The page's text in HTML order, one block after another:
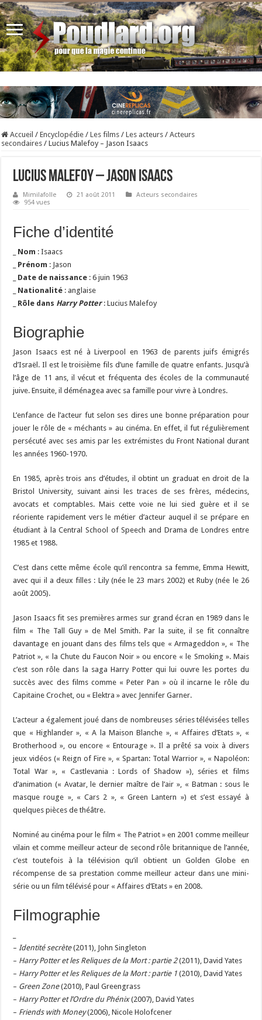
Accueil / Encyclopédie / Les films / Les acteurs / Acteurs
secondaires / Lucius Malefoy – Jason Isaacs
Lucius Malefoy – Jason Isaacs
Mimilafolle 21 août 2011
Acteurs secondaires
954 vues
Fiche d’identité
Nom : Isaacs
Prénom : Jason
Date de naissance : 6 juin 1963
Nationalité : anglaise
Rôle dans Harry Potter : Lucius Malefoy
Biographie
Jason Isaacs est né à Liverpool en 1963 de parents juifs émigrés
d’Israël. Il est le troisième fils d’une famille de quatre enfants. Jusqu’à
l’âge de 11 ans, il vécut et fréquenta des écoles de la communauté
juive. Ensuite, il déménagea avec sa famille pour vivre à Londres.
L’enfance de l’acteur fut selon ses dires une bonne préparation pour
jouer le rôle de « méchants » au cinéma. En effet, il fut régulièrement
persécuté avec ses amis par les extrémistes du Front National durant
les années 1960-1970.
En 1985, après trois ans d’études, il obtint un graduat en droit de la
Bristol University, suivant ainsi les traces de ses frères, médecins,
avocats et comptables. Mais cette voie ne lui sied guère et il se
réoriente rapidement vers le métier d’acteur auquel il se prépare en
étudiant à la Central School of Speech and Drama de Londres entre
1985 et 1988.
C’est dans cette même école qu’il rencontra sa femme, Emma Hewitt,
avec qui il a deux filles : Lily (née le 23 mars 2002) et Ruby (née le 26
août 2005).
Jason Isaacs fit ses premières armes sur grand écran en 1989 dans le
film « The Tall Guy » de Mel Smith. Par la suite, il se fit connaître
davantage en jouant dans des films tels que « Armageddon », « The
Patriot », « la Chute du Faucon Noir » ou encore « le Smoking ». Mais
c’est son rôle dans la saga Harry Potter qui lui ouvre les portes du
succès avec des films comme « Peter Pan » où il incarne le rôle du
Capitaine Crochet, ou « Elektra » avec Jennifer Garner.
L’acteur a également joué dans de nombreuses séries télévisées telles
que « Highlander », « A la Maison Blanche », « Affaires d’Etats », «
Brotherhood », ou encore « Entourage ». Il a prêté sa voix à divers
jeux vidéos (« Reign of Fire », « Spartan: Total Warrior », « Napoléon:
Total War », « Castlevania : Lords of Shadow »), séries et films
d’animation (« Avatar, le dernier maître de l’air », « Batman : sous le
masque rouge », « Cars 2 », « Green Lantern ») et s’est essayé à
quelques pièces de théâtre.
Nominé au cinéma pour le film « The Patriot » en 2001 comme meilleur
vilain et comme meilleur acteur de second rôle britannique de l’année,
c’est toutefois à la télévision qu’il obtient un Golden Globe en
récompense de sa prestation comme meilleur acteur dans une mini-
série ou un film télévisé pour « Affaires d’Etats » en 2008.
Filmographie
–Identité secrète(2011), John Singleton
– Harry Potter et les Reliques de la Mort : partie 2(2011), David Yates
– Harry Potter et les Reliques de la Mort : partie 1 (2010), David Yates
– Green Zone(2010), Paul Greengrass
– Harry Potter et l’Ordre du Phénix(2007), David Yates
– Friends with Money(2006), Nicole Holofcener